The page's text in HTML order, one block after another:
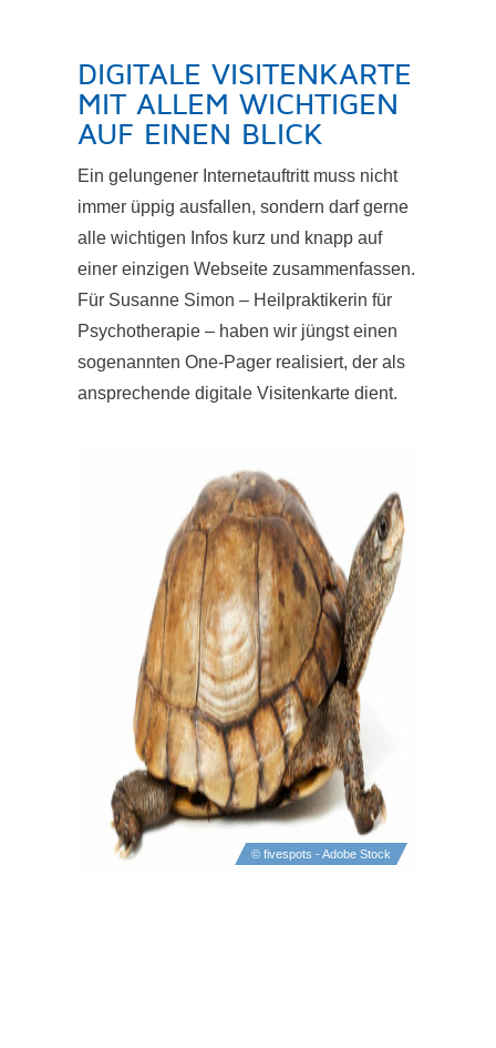
DIGITALE VISITENKARTE
MIT ALLEM WICHTIGEN
AUF EINEN BLICK
Ein gelungener Internetauftritt muss nicht
immer üppig ausfallen, sondern darf gerne
alle wichtigen Infos kurz und knapp auf
einer einzigen Webseite zusammenfassen.
Für Susanne Simon – Heilpraktikerin für
Psychotherapie – haben wir jüngst einen
sogenannten One-Pager realisiert, der als
ansprechende digitale Visitenkarte dient.